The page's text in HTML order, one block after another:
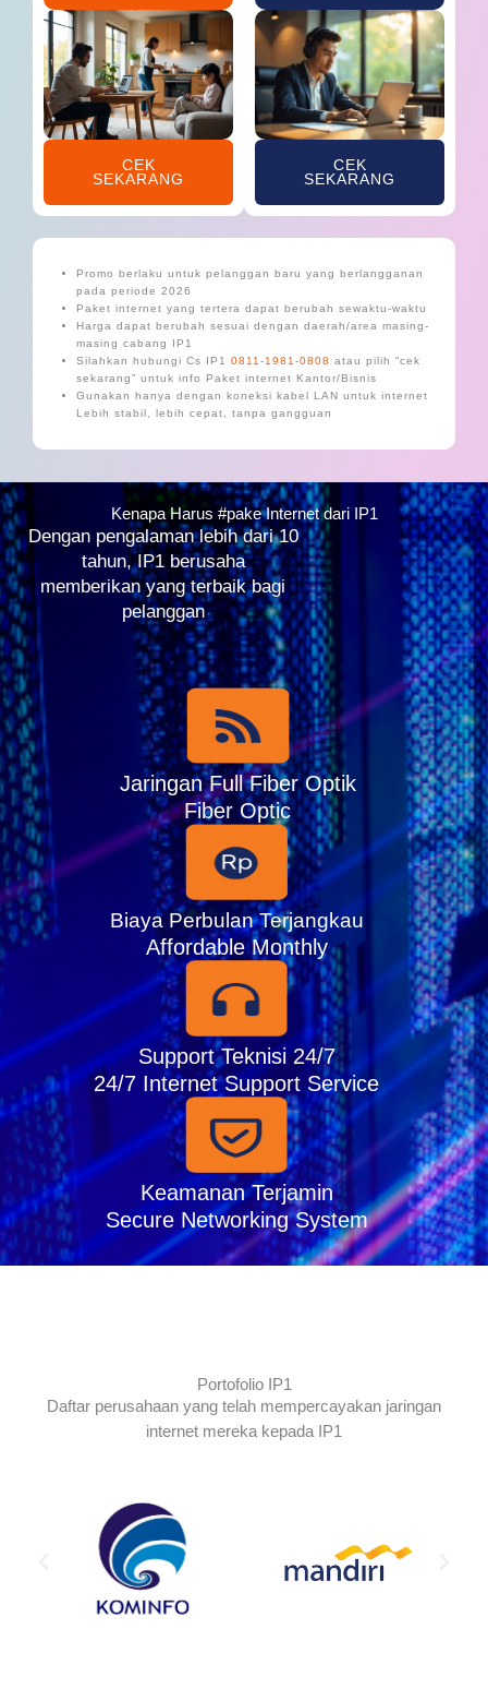
CEK
SEKARANG
CEK
SEKARANG
Promo berlaku untuk pelanggan baru yang berlangganan
pada periode 2026
Paket internet yang tertera dapat berubah sewaktu-waktu
Harga dapat berubah sesuai dengan daerah/area masing-
masing cabang IP1
Silahkan hubungi Cs IP1 0811-1981-0808 atau pilih “cek
sekarang” untuk info Paket internet Kantor/Bisnis
Gunakan hanya dengan koneksi kabel LAN untuk internet
Lebih stabil, lebih cepat, tanpa gangguan
Kenapa Harus #pake Internet dari IP1
Dengan pengalaman lebih dari 10
tahun, IP1 berusaha
memberikan yang terbaik bagi
pelanggan
Jaringan Full Fiber Optik
Fiber Optic
Biaya Perbulan Terjangkau
Affordable Monthly
Support Teknisi 24/7
24/7 Internet Support Service
Keamanan Terjamin
Secure Networking System
Portofolio IP1
Daftar perusahaan yang telah mempercayakan jaringan
internet mereka kepada IP1